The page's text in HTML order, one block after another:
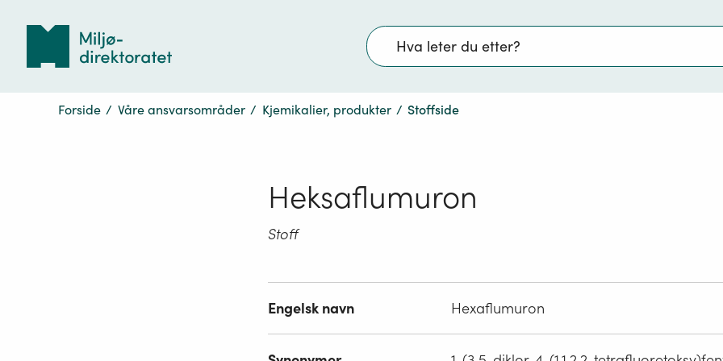
Søk
Forside / Våre ansvarsområder / Kjemikalier, produkter / Stoffside
Heksaflumuron
Stoff
Engelsk navn Hexaflumuron